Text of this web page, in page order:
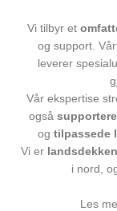
Vi tilbyr et
og support.
leverer
Vår ekspertise
også
og tilpassede
Vi er
i nord,
Les